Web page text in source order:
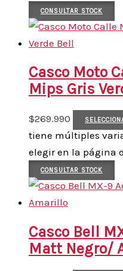
CONSULTAR STOCK
Casco Moto
Mips Gris
$269.990
tiene múltiples
elegir en la página
CONSULTAR STOCK
Casco Bell
Matt Negro/